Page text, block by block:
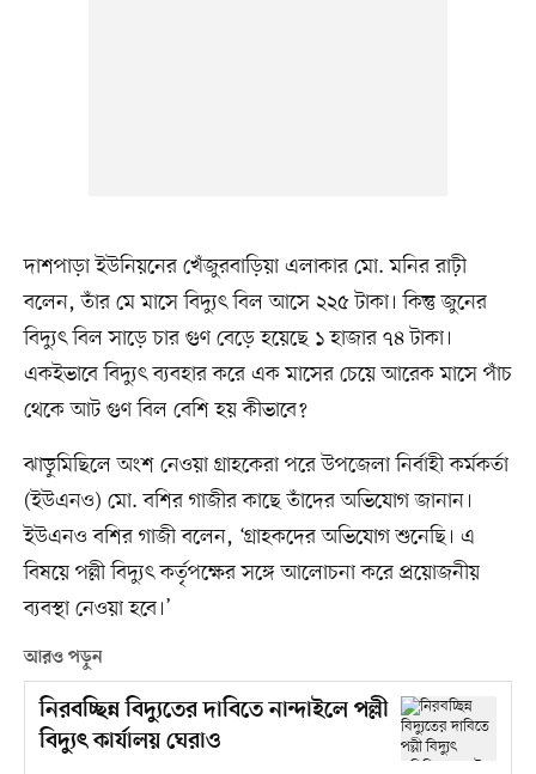
দাশপাড়া ইউনিয়নের খেঁজুরবাড়িয়া এলাকার মো. মনির রাঢ়ী
বলেন, তাঁর মে মাসে বিদ্যুৎ বিল আসে ২২৫ টাকা। কিন্তু জুনের
বিদ্যুৎ বিল সাড়ে চার গুণ বেড়ে হয়েছে ১ হাজার ৭৪ টাকা।
একইভাবে বিদ্যুৎ ব্যবহার করে এক মাসের চেয়ে আরেক মাসে পাঁচ
থেকে আট গুণ বিল বেশি হয় কীভাবে?
ঝাড়ুমিছিলে অংশ নেওয়া গ্রাহকেরা পরে উপজেলা নির্বাহী কর্মকর্তা
(ইউএনও) মো. বশির গাজীর কাছে তাঁদের অভিযোগ জানান।
ইউএনও বশির গাজী বলেন, ‘গ্রাহকদের অভিযোগ শুনেছি। এ
বিষয়ে পল্লী বিদ্যুৎ কর্তৃপক্ষের সঙ্গে আলোচনা করে প্রয়োজনীয়
ব্যবস্থা নেওয়া হবে।’
আরও পড়ুন
নিরবচ্ছিন্ন বিদ্যুতের দাবিতে নান্দাইলে পল্লী
বিদ্যুৎ কার্যালয় ঘেরাও